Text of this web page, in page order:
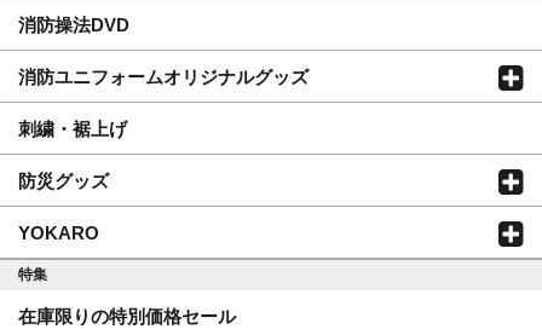
消防操法DVD
消防ユニフォームオリジナルグッズ
刺繍・裾上げ
防災グッズ
YOKARO
特集
在庫限りの特別価格セール